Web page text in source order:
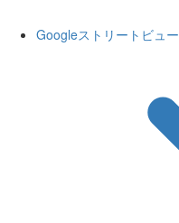
Googleストリートビュー